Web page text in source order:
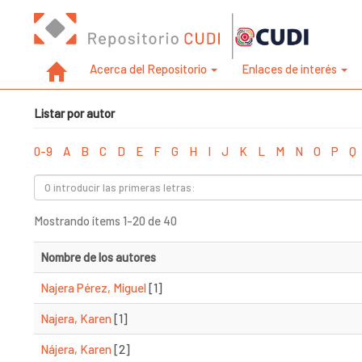
Acerca del Repositorio Enlaces de interés
Listar por autor
0-9 A B C D E F G H I J K L M N O P Q
Mostrando ítems 1-20 de 40
Nombre de los autores
Najera Pérez, Miguel[1]
Najera, Karen[1]
Nájera, Karen[2]